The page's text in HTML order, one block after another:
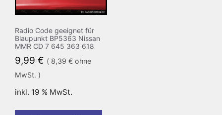
Radio Code geeignet für
Blaupunkt BP5363 Nissan
MMR CD 7 645 363 618
9,99 € ( 8,39 € ohne
MwSt. )
inkl. 19 % MwSt.